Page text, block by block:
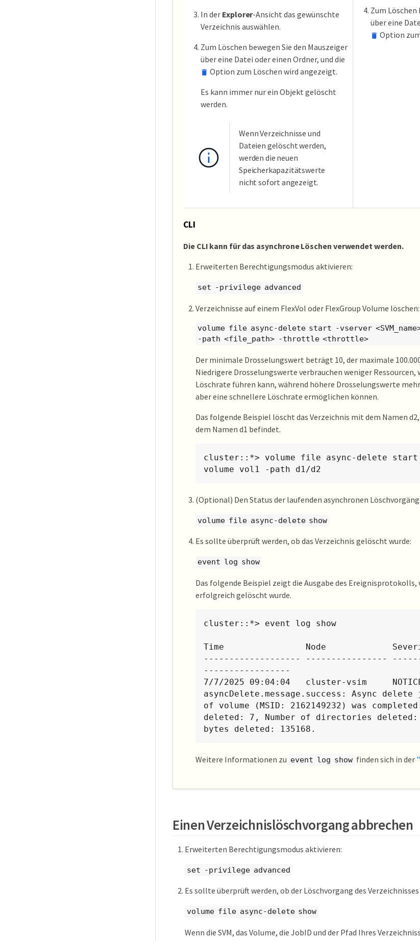
In der Explorer-Ansicht das gewünschte
Verzeichnis auswählen.
Zum Löschen bewegen Sie den Mauszeiger
über eine Datei oder einen Ordner, und die
Option zum Löschen wird angezeigt.
Es kann immer nur ein Objekt gelöscht
werden.
Wenn Verzeichnisse und
Dateien gelöscht werden,
werden die neuen
Speicherkapazitätswerte
nicht sofort angezeigt.
Zum Löschen
über eine
Option
CLI
Die CLI kann für das asynchrone Löschen verwendet werden.
Erweiterten Berechtigungsmodus aktivieren:
set -privilege advanced
Verzeichnisse auf einem FlexVol oder FlexGroup Volume löschen:
volume file async-delete start -vserver <SVM_name>
-path <file_path> -throttle <throttle>
Der minimale Drosselungswert beträgt 10, der maximale
Niedrigere Drosselungswerte verbrauchen weniger Ressourcen,
Löschrate führen kann, während höhere Drosselungswerte
aber eine schnellere Löschrate ermöglichen können.
Das folgende Beispiel löscht das Verzeichnis mit dem Namen
dem Namen d1 befindet.
cluster::*> volume file async-delete
volume vol1 -path d1/d2
(Optional) Den Status der laufenden asynchronen
volume file async-delete show
Es sollte überprüft werden, ob das Verzeichnis gelöscht wurde:
event log show
Das folgende Beispiel zeigt die Ausgabe des Ereignisprotokolls,
erfolgreich gelöscht wurde.
cluster::*> event log show
Time                Node
------------------- ----------------
-----------------
7/7/2025 09:04:04   cluster-vsim
asyncDelete.message.success: Async
of volume (MSID: 2162149232) was
deleted: 7, Number of directories
bytes deleted: 135168.
Weitere Informationen zu event log show finden sich in der
Einen Verzeichnislöschvorgang abbrechen
Erweiterten Berechtigungsmodus aktivieren:
set -privilege advanced
Es sollte überprüft werden, ob der Löschvorgang des
volume file async-delete show
Wenn die SVM, das Volume, die JobID und der Pfad Ihres